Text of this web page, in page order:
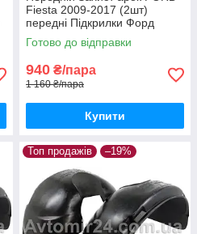
Fiesta 2009-2017 (2шт)
передні Підкрилки Форд
Фієста пара передніх
Готово до відправки
940 ₴/пара
1 160 ₴/пара
Купити
Топ продажів –19%